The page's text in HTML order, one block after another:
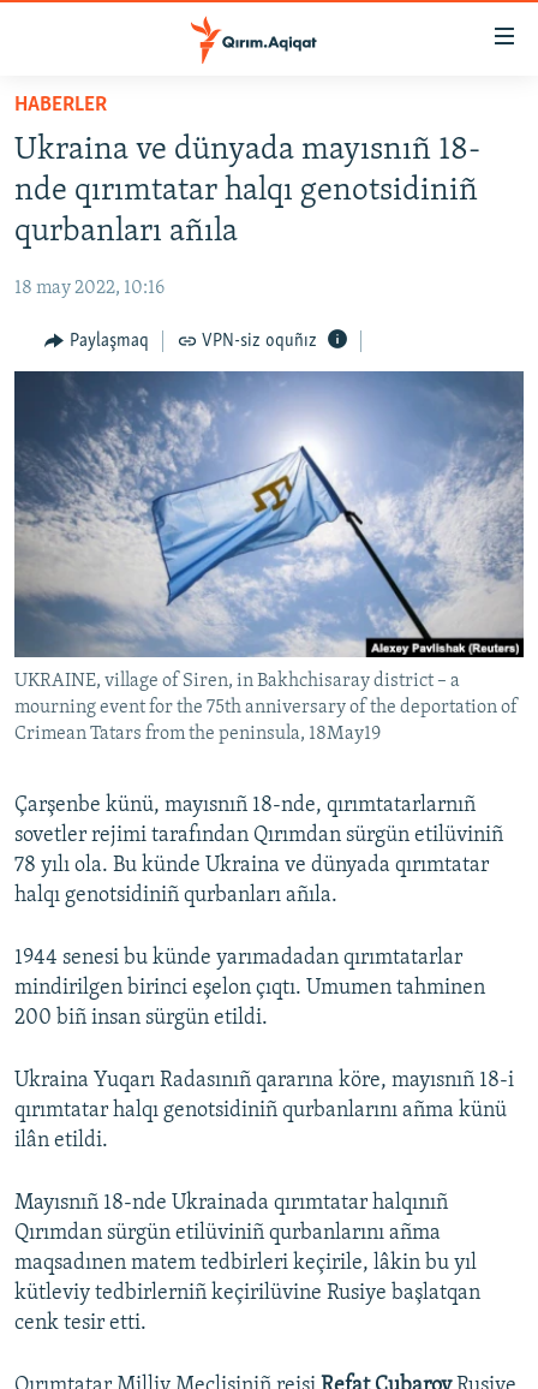
Esas
qaytmaq
Baş
navigatsiyağa
qaytmaq
Qıdıruvğa
qaytmaq
HABERLER
SİYASET
İQTİSADİYAT
MEDENİYET
İNSAN AQLARI
BLOGLAR
FİKİR
Українською
QOŞULIÑIZ!
RFE/RS bütün saytları
HABERLER
Ukraina ve dünyada mayısnıñ 18-
nde qırımtatar halqı genotsidiniñ
qurbanları añıla
18 may 2022, 10:16
Paylaşmaq VPN-siz oquñız
UKRAINE, village of Siren, in Bakhchisaray district – a
mourning event for the 75th anniversary of the deportation of
Crimean Tatars from the peninsula, 18May19
Çarşenbe künü, mayısnıñ 18-nde, qırımtatarlarnıñ
sovetler rejimi tarafından Qırımdan sürgün etilüviniñ
78 yılı ola. Bu künde Ukraina ve dünyada qırımtatar
halqı genotsidiniñ qurbanları añıla.
1944 senesi bu künde yarımadadan qırımtatarlar
mindirilgen birinci eşelon çıqtı. Umumen tahminen
200 biñ insan sürgün etildi.
Ukraina Yuqarı Radasınıñ qararına köre, mayısnıñ 18-i
qırımtatar halqı genotsidiniñ qurbanlarını añma künü
ilân etildi.
Mayısnıñ 18-nde Ukrainada qırımtatar halqınıñ
Qırımdan sürgün etilüviniñ qurbanlarını añma
maqsadınen matem tedbirleri keçirile, lâkin bu yıl
kütleviy tedbirlerniñ keçirilüvine Rusiye başlatqan
cenk tesir etti.